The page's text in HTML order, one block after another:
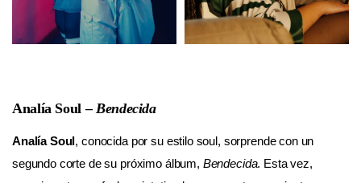
Analía Soul – Bendecida
Analía Soul, conocida por su estilo soul, sorprende con un
segundo corte de su próximo álbum, Bendecida. Esta vez,